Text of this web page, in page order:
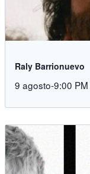
Raly Barrionuevo
9 agosto-9:00 PM